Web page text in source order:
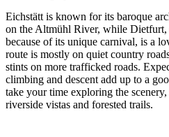
Eichstätt is known for its baroque
on the Altmühl River, while
because of its unique carnival, is a
route is mostly on quiet country
stints on more trafficked roads.
climbing and descent add up to a
take your time exploring the
riverside vistas and forested trails.